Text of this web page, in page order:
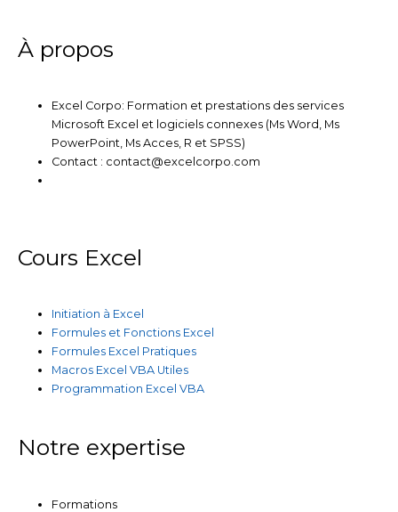
À propos
Excel Corpo: Formation et prestations des services
Microsoft Excel et logiciels connexes (Ms Word, Ms
PowerPoint, Ms Acces, R et SPSS)
Contact : contact@excelcorpo.com
Cours Excel
Initiation à Excel
Formules et Fonctions Excel
Formules Excel Pratiques
Macros Excel VBA Utiles
Programmation Excel VBA
Notre expertise
Formations